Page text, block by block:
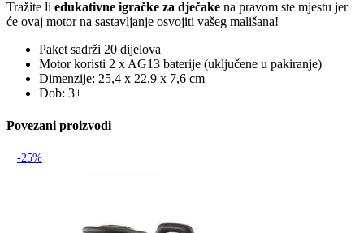
Tražite li edukativne igračke za dječake na pravom ste mjestu jer
će ovaj motor na sastavljanje osvojiti vašeg mališana!
Paket sadrži 20 dijelova
Motor koristi 2 x AG13 baterije (uključene u pakiranje)
Dimenzije: 25,4 x 22,9 x 7,6 cm
Dob: 3+
Povezani proizvodi
-25%